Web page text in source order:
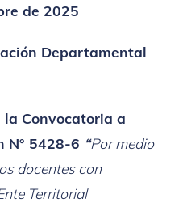
de 2025
Departamental
Convocatoria a
N° 5428-6 “Por medio
docentes con
Territorial